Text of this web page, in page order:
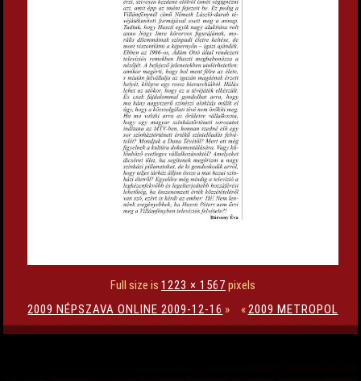
Full size is 1223 × 1567 pixels
2009 NÉPSZAVA ONLINE 2009-12-16 » «2009 METROPOL